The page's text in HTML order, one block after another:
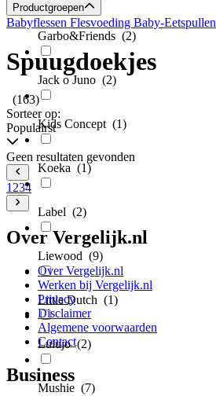
Garbo&Friends (2)
Jack o Juno (2)
Kids Concept (1)
Koeka (1)
Label (2)
Liewood (9)
Little Dutch (1)
Lulujo(2)
Mushie (7)
Productgroepen
Babyflessen Flesvoeding Baby-Eetspullen
Spuugdoekjes
(163)
Sorteer op:
Populairst
Geen resultaten gevonden
1 234
Over Vergelijk.nl
Over Vergelijk.nl
Werken bij Vergelijk.nl
Privacy
Disclaimer
Algemene voorwaarden
Contact
Business